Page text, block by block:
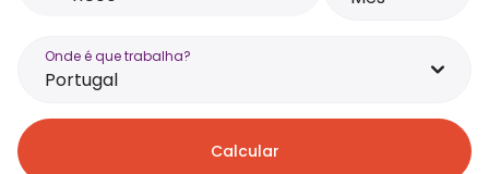
Onde é que trabalha?
Portugal
Calcular